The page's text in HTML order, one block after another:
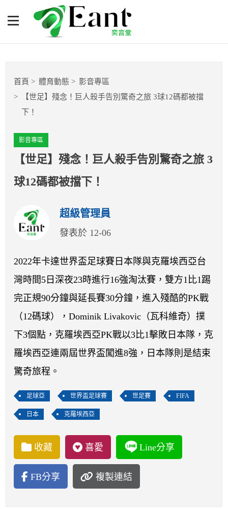
【世足】殘念！巨人殺手告
別驚奇之旅 3球12碼都被擋
籃球
棒球
球隊數據
開賽列表
運彩教學專區
首頁 體育動態
影音專區
【世足】殘念！巨人殺手告別驚奇之旅 3球12碼都被擋
下！
影音專區
【世足】殘念！巨人殺手告別驚奇之旅 3
球12碼都被擋下！
超級管理員
發表於 12-06
2022年卡達世界盃足球賽日本隊與克羅埃西亞台
灣時間5日深夜23時進行16強淘汰賽，雙方1比1踢
完正規90分鐘與延長賽30分鐘，進入殘酷的PK戰
（12碼球），Dominik Livakovic（瓦科維奇）撲
下3個點，克羅埃西亞PK戰以3比1擊敗日本隊，克
羅埃西亞連兩屆世界盃闖進8強，日本隊則是結束
驚奇旅程。
足球亞 世界盃足球賽 世足賽 FIFA
日本 克羅埃西亞
收藏 喜愛 Line分享
FB分享 複製連結